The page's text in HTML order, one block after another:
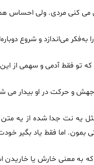
می کنی مردی. ولی احساس
به‌فکر می‌اندازد و شروع
که تو فقط آدمی و سهمی از این
و حرکت در او بیدار می
یه نت جدا شده از یه
اما فقط یاد بگیر
به معنی خارش یا خاریدن